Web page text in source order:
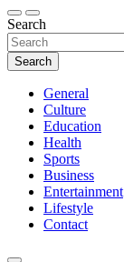
Search
Search
General
Culture
Education
Health
Sports
Business
Entertainment
Lifestyle
Contact